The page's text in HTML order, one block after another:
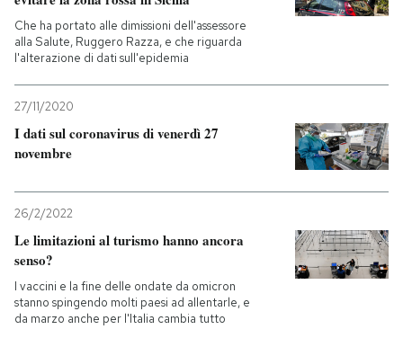
Che ha portato alle dimissioni dell'assessore
alla Salute, Ruggero Razza, e che riguarda
l'alterazione di dati sull'epidemia
27/11/2020
I dati sul coronavirus di venerdì 27
novembre
26/2/2022
Le limitazioni al turismo hanno ancora
senso?
I vaccini e la fine delle ondate da omicron
stanno spingendo molti paesi ad allentarle, e
da marzo anche per l'Italia cambia tutto